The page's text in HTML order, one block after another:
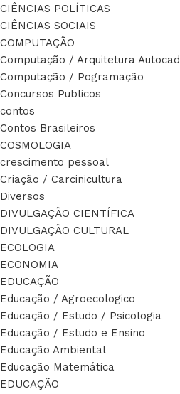
CIÊNCIAS POLÍTICAS
CIÊNCIAS SOCIAIS
COMPUTAÇÃO
Computação / Arquitetura Autocad
Computação / Pogramação
Concursos Publicos
contos
Contos Brasileiros
COSMOLOGIA
crescimento pessoal
Criação / Carcinicultura
Diversos
DIVULGAÇÃO CIENTÍFICA
DIVULGAÇÃO CULTURAL
ECOLOGIA
ECONOMIA
EDUCAÇÃO
Educação / Agroecologico
Educação / Estudo / Psicologia
Educação / Estudo e Ensino
Educação Ambiental
Educação Matemática
EDUCAÇÃO